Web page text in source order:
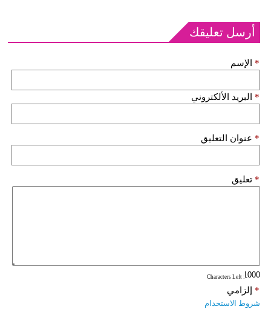
أرسل تعليقك
الإسم *
البريد الألكتروني *
عنوان التعليق *
تعليق *
: Characters Left
إلزامي *
شروط الاستخدام